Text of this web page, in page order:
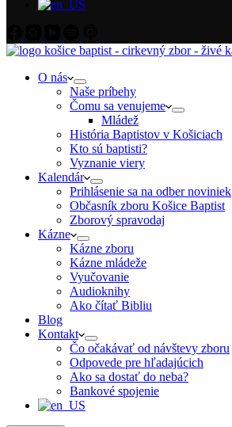
O nás
Naše príbehy
Čomu sa venujeme
Mládež
História Baptistov v Košiciach
Kto sú baptisti?
Vyznanie viery
Kalendár
Prihlásenie sa na odber noviniek
Občasník zboru Košice Baptist
Zborový spravodaj
Kázne
Kázne zboru
Kázne mládeže
Vyučovanie
Audioknihy
Ako čítať Bibliu
Blog
Kontakt
Čo očakávať od návštevy zboru
Odpovede pre hľadajúcich
Ako sa dostať do neba?
Bankové spojenie